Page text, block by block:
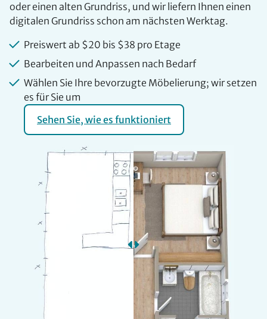
oder einen alten Grundriss, und wir liefern Ihnen einen
digitalen Grundriss schon am nächsten Werktag.
Preiswert ab $20 bis $38 pro Etage
Bearbeiten und Anpassen nach Bedarf
Wählen Sie Ihre bevorzugte Möbelierung; wir setzen
es für Sie um
Sehen Sie, wie es funktioniert